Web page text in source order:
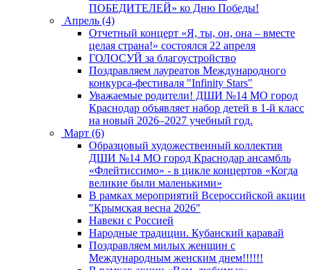
ПОБЕДИТЕЛЕЙ» ко Дню Победы!
Апрель (4)
Отчетный концерт «Я, ты, он, она – вместе
целая страна!» состоялся 22 апреля
ГОЛОСУЙ за благоустройство
Поздравляем лауреатов Международного
конкурса-фестиваля "Infinity Stars"
Уважаемые родители! ДШИ №14 МО город
Краснодар объявляет набор детей в 1-й класс
на новый 2026–2027 учебный год.
Март (6)
Образцовый художественный коллектив
ДШИ №14 МО город Краснодар ансамбль
«Флейтиссимо» - в цикле концертов «Когда
великие были маленькими»
В рамках мероприятий Всероссийской акции
"Крымская весна 2026"
Навеки с Россией
Народные традиции. Кубанский каравай
Поздравляем милых женщин с
Международным женским днем!!!!!!